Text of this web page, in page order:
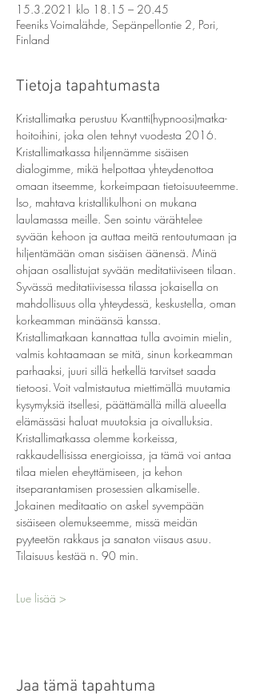
15.3.2021 klo 18.15 – 20.45
Feeniks Voimalähde, Sepänpellontie 2, Pori,
Finland
Tietoja tapahtumasta
Kristallimatka perustuu Kvantti(hypnoosi)matka-
hoitoihini, joka olen tehnyt vuodesta 2016.
Kristallimatkassa hiljennämme sisäisen
dialogimme, mikä helpottaa yhteydenottoa
omaan itseemme, korkeimpaan tietoisuuteemme.
Iso, mahtava kristallikulhoni on mukana
laulamassa meille. Sen sointu värähtelee
syvään kehoon ja auttaa meitä rentoutumaan ja
hiljentämään oman sisäisen äänensä. Minä
ohjaan osallistujat syvään meditatiiviseen tilaan.
Syvässä meditatiivisessa tilassa jokaisella on
mahdollisuus olla yhteydessä, keskustella, oman
korkeamman minäänsä kanssa.
Kristallimatkaan kannattaa tulla avoimin mielin,
valmis kohtaamaan se mitä, sinun korkeamman
parhaaksi, juuri sillä hetkellä tarvitset saada
tietoosi. Voit valmistautua miettimällä muutamia
kysymyksiä itsellesi, päättämällä millä alueella
elämässäsi haluat muutoksia ja oivalluksia.
Kristallimatkassa olemme korkeissa,
rakkaudellisissa energioissa, ja tämä voi antaa
tilaa mielen eheyttämiseen, ja kehon
itseparantamisen prosessien alkamiselle.
Jokainen meditaatio on askel syvempään
sisäiseen olemukseemme, missä meidän
pyyteetön rakkaus ja sanaton viisaus asuu.
Lue lisää >
Jaa tämä tapahtuma